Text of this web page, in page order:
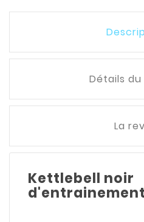
Détails
La
Kettlebell noir
d'entrainement